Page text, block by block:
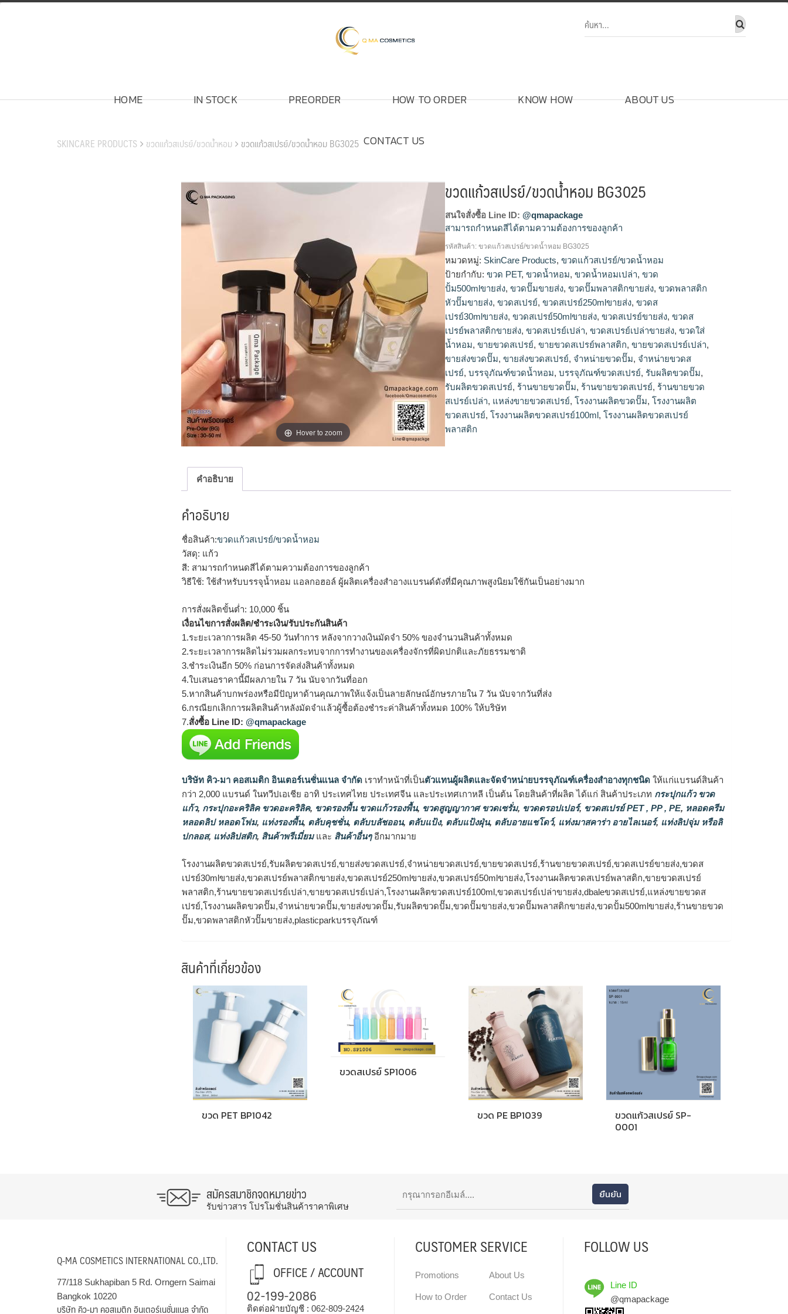
Skip
HOME IN STOCK PREORDER HOW TO ORDER KNOW HOW ABOUT US
CONTACT US
SKINCARE PRODUCTS ขวดแก้วสเปรย์/ขวดน้ำหอม ขวดแก้วสเปรย์/ขวดน้ำหอม BG3025
Hover to zoom
ขวดแก้วสเปรย์/ขวดน้ำหอม BG3025
สนใจสั่งซื้อ Line ID: @qmapackage
สามารถกำหนดสีได้ตามความต้องการของลูกค้า
โรงงานผลิตขวดสเปรย์,รับผลิตขวดสเปรย์,ขายส่งขวดสเปรย์,จำหน่าย
ขวดสเปรย์,ขายขวดสเปรย์,ร้านขายขวดสเปรย์,ขวดสเปรย์ขายส่ง,ขวด
สเปรย์30mlขายส่ง,ขวดสเปรย์พลาสติกขายส่ง,ขวดส
เปรย์250mlขายส่ง,ขวดสเปรย์50mlขายส่ง,โรงงานผลิตขวดสเปรย์
พลาสติก,ขายขวดสเปรย์พลาสติก,ร้านขายขวดสเปรย์เปล่า,ขายขวดส
เปรย์เปล่า,โรงงานผลิตขวดสเปรย์100ml,ขวดสเปรย์เปล่า
ขายส่ง,dbaleขวดสเปรย์,แหล่งขายขวดสเปรย์,โรงงานผลิตขวด
ปั๊ม,จำหน่ายขวดปั๊ม,ขายส่งขวดปั๊ม,รับผลิตขวดปั๊ม,ขวดปั๊มขายส่ง,ขวด
ปั๊มพลาสติกขายส่ง,ขวดปั้ม500mlขายส่ง,ร้านขายขวดปั๊ม,ขวดพลาสติก
หัวปั๊มขายส่ง,plasticparkบรรจุภัณฑ์
รหัสสินค้า:ขวดแก้วสเปรย์/ขวดน้ำหอม BG3025
หมวดหมู่: SkinCare Products,ขวดแก้วสเปรย์/ขวดน้ำหอม
ป้ายกำกับ:ขวด PET,ขวดน้ำหอม,ขวดน้ำหอมเปล่า,ขวด
ปั้ม500mlขายส่ง,ขวดปั๊มขายส่ง,ขวดปั๊มพลาสติกขายส่ง,ขวดพลาสติก
หัวปั๊มขายส่ง,ขวดสเปรย์,ขวดสเปรย์250mlขายส่ง,ขวดส
เปรย์30mlขายส่ง,ขวดสเปรย์50mlขายส่ง,ขวดสเปรย์ขายส่ง,ขวดส
เปรย์พลาสติกขายส่ง,ขวดสเปรย์เปล่า,ขวดสเปรย์เปล่าขายส่ง,ขวดใส่
น้ำหอม,ขายขวดสเปรย์,ขายขวดสเปรย์พลาสติก,ขายขวดสเปรย์เปล่า,
ขายส่งขวดปั๊ม,ขายส่งขวดสเปรย์, จำหน่ายขวดปั๊ม, จำหน่ายขวดส
เปรย์,บรรจุภัณฑ์ขวดน้ำหอม,บรรจุภัณฑ์ขวดสเปรย์, รับผลิตขวดปั๊ม,
รับผลิตขวดสเปรย์, ร้านขายขวดปั๊ม, ร้านขายขวดสเปรย์, ร้านขายขวด
สเปรย์เปล่า, แหล่งขายขวดสเปรย์,โรงงานผลิตขวดปั๊ม,โรงงานผลิต
ขวดสเปรย์,โรงงานผลิตขวดสเปรย์100ml,โรงงานผลิตขวดสเปรย์
พลาสติก
คำอธิบาย
คำอธิบาย
ชื่อสินค้า:ขวดแก้วสเปรย์/ขวดน้ำหอม
วัสดุ: แก้ว
สี: สามารถกำหนดสีได้ตามความต้องการของลูกค้า
วิธีใช้: ใช้สำหรับบรรจุน้ำหอม แอลกอฮอล์ ผู้ผลิตเครื่องสำอางแบรนด์ดังที่มีคุณภาพสูงนิยมใช้กันเป็นอย่างมาก
การสั่งผลิตขั้นต่ำ: 10,000 ชิ้น
เงื่อนไขการสั่งผลิต/ชำระเงิน/รับประกันสินค้า
1.ระยะเวลาการผลิต 45-50 วันทำการ หลังจากวางเงินมัดจำ 50% ของจำนวนสินค้าทั้งหมด
2.ระยะเวลาการผลิตไม่รวมผลกระทบจากการทำงานของเครื่องจักรที่ผิดปกติและภัยธรรมชาติ
3.ชำระเงินอีก 50% ก่อนการจัดส่งสินค้าทั้งหมด
4.ใบเสนอราคานี้มีผลภายใน 7 วัน นับจากวันที่ออก
5.หากสินค้าบกพร่องหรือมีปัญหาด้านคุณภาพให้แจ้งเป็นลายลักษณ์อักษรภายใน 7 วัน นับจากวันที่ส่ง
6.กรณียกเลิกการผลิตสินค้าหลังมัดจำแล้วผู้ซื้อต้องชำระค่าสินค้าทั้งหมด 100% ให้บริษัท
7.สั่งซื้อ Line ID: @qmapackage
บริษัท คิว-มา คอสเมติก อินเตอร์เนชั่นแนล จำกัด เราทำหน้าที่เป็นตัวแทนผู้ผลิตและจัดจำหน่ายบรรจุภัณฑ์เครื่องสำอางทุกชนิด ให้แก่แบรนด์สินค้า
กว่า 2,000 แบรนด์ ในทวีปเอเชีย อาทิ ประเทศไทย ประเทศจีน และประเทศเกาหลี เป็นต้น โดยสินค้าที่ผลิต ได้แก่ สินค้าประเภท กระปุกแก้ว ขวด
แก้ว, กระปุกอะคริลิค ขวดอะคริลิค, ขวดรองพื้น ขวดแก้วรองพื้น, ขวดสูญญากาศ ขวดเซรั่ม, ขวดดรอปเปอร์, ขวดสเปรย์ PET , PP , PE, หลอดครีม
หลอดลิป หลอดโฟม, แท่งรองพื้น, ตลับคุชชั่น, ตลับบลัชออน, ตลับแป้ง, ตลับแป้งฝุ่น, ตลับอายแชโดว์, แท่งมาสคาร่า อายไลเนอร์, แท่งลิปจุ่ม หรือลิ
ปกลอส, แท่งลิปสติก, สินค้าพรีเมี่ยมและ สินค้าอื่นๆอีกมากมาย
โรงงานผลิตขวดสเปรย์,รับผลิตขวดสเปรย์,ขายส่งขวดสเปรย์,จำหน่ายขวดสเปรย์,ขายขวดสเปรย์,ร้านขายขวดสเปรย์,ขวดสเปรย์ขายส่ง,ขวดส
เปรย์30mlขายส่ง,ขวดสเปรย์พลาสติกขายส่ง,ขวดสเปรย์250mlขายส่ง,ขวดสเปรย์50mlขายส่ง,โรงงานผลิตขวดสเปรย์พลาสติก,ขายขวดสเปรย์
พลาสติก,ร้านขายขวดสเปรย์เปล่า,ขายขวดสเปรย์เปล่า,โรงงานผลิตขวดสเปรย์100ml,ขวดสเปรย์เปล่าขายส่ง,dbaleขวดสเปรย์,แหล่งขายขวดส
เปรย์,โรงงานผลิตขวดปั๊ม,จำหน่ายขวดปั๊ม,ขายส่งขวดปั๊ม,รับผลิตขวดปั๊ม,ขวดปั๊มขายส่ง,ขวดปั๊มพลาสติกขายส่ง,ขวดปั้ม500mlขายส่ง,ร้านขายขวด
ปั๊ม,ขวดพลาสติกหัวปั๊มขายส่ง,plasticparkบรรจุภัณฑ์
สินค้าที่เกี่ยวข้อง
ขวด PET BP1042
ขวดสเปรย์ SP1006
ขวด PE BP1039
ขวดแก้วสเปรย์ SP-
0001
สมัครสมาชิกจดหมายข่าว
รับข่าวสาร โปรโมชั่นสินค้าราคาพิเศษ
Q-MA COSMETICS INTERNATIONAL CO.,LTD.
77/118 Sukhapiban 5 Rd. Orngern Saimai
Bangkok 10220
บริษัท คิว-มา คอสเมติก อินเตอร์เนชั่นแนล จำกัด
CONTACT US
OFFICE / ACCOUNT
02-199-2086
ติดต่อฝ่ายบัญชี : 062-809-2424
CUSTOMER SERVICE
Promotions
How to Order
About Us
Contact Us
FOLLOW US
Line ID
@qmapackage